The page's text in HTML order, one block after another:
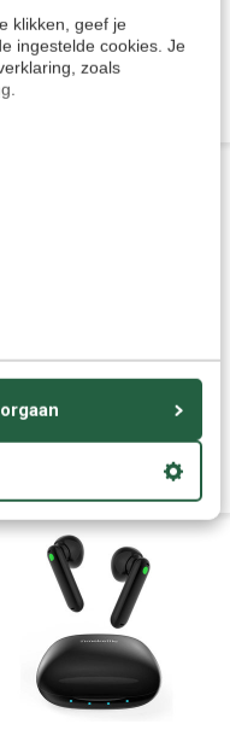
klikken, geef je
ingestelde cookies. Je
zoals
.
leren - Ultimate
voor Beginners
Gevorderden
Spraak Vertaler
Offline en Online